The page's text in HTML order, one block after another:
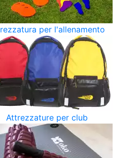
per l'allenamento
Attrezzature per club